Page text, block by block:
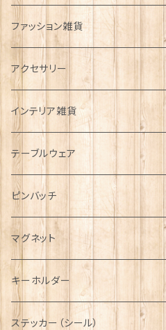
ファッション雑貨
タータンネクタイ
帽子
キャップ
ハンチング帽
キャスケット
ディアストーカー
ニット帽
Tシャツ
マフラー
タータン【Bronte by Moon】
タータン【Glencroft】
ボタンラップマフラー【Aran Traditions】
サッシュ
スカーフ
ファッションマスク
アクセサリー
ORTAK
ブローチ
ペンダント
チャーム
その他のアクセサリー
インテリア雑貨
インテリア置物
ラブスプーン
ラブスプーン【SION LLEWELLYN】
ラブスプーン【PAUL CURTIS】
ファブリック
テーブルウェア
ティータオル
ペーパーナプキン
ティーコジー
その他テーブルウェア
ピンバッチ
ジェネラルデザイン
乗り物
動物＆植物
ミリタリー
NAVY
ピューター
マグネット
キーホルダー
ステッカー（シール）